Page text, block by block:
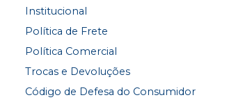
Institucional
Política de Frete
Política Comercial
Trocas e Devoluções
Código de Defesa do Consumidor